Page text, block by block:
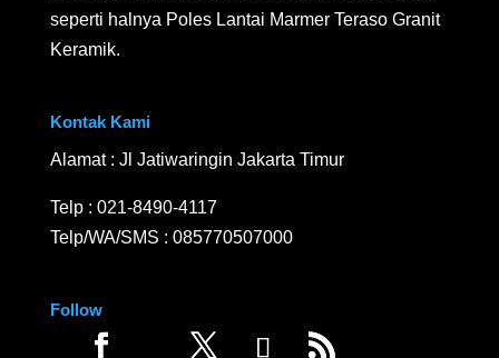
seperti halnya Poles Lantai Marmer Teraso Granit
Keramik.
Kontak Kami
Alamat : Jl Jatiwaringin Jakarta Timur
Telp : 021-8490-4117
Telp/WA/SMS : 085770507000
Follow